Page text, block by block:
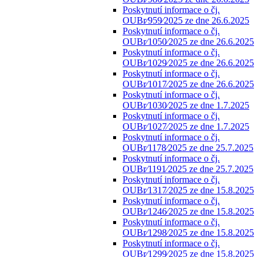
Poskytnutí informace o čj.
OUBr⁄959⁄2025 ze dne 26.6.2025
Poskytnutí informace o čj.
OUBr⁄1050⁄2025 ze dne 26.6.2025
Poskytnutí informace o čj.
OUBr⁄1029⁄2025 ze dne 26.6.2025
Poskytnutí informace o čj.
OUBr⁄1017⁄2025 ze dne 26.6.2025
Poskytnutí informace o čj.
OUBr⁄1030⁄2025 ze dne 1.7.2025
Poskytnutí informace o čj.
OUBr⁄1027⁄2025 ze dne 1.7.2025
Poskytnutí informace o čj.
OUBr⁄1178⁄2025 ze dne 25.7.2025
Poskytnutí informace o čj.
OUBr⁄1191⁄2025 ze dne 25.7.2025
Poskytnutí informace o čj.
OUBr⁄1317⁄2025 ze dne 15.8.2025
Poskytnutí informace o čj.
OUBr⁄1246⁄2025 ze dne 15.8.2025
Poskytnutí informace o čj.
OUBr⁄1298⁄2025 ze dne 15.8.2025
Poskytnutí informace o čj.
OUBr⁄1299⁄2025 ze dne 15.8.2025